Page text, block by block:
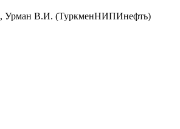
Урман В.И. (ТуркменНИПИнефть)